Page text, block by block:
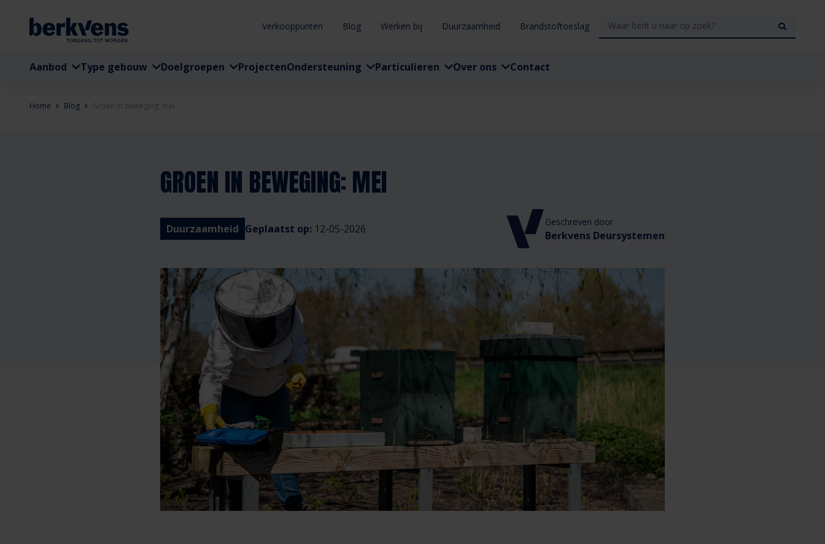
Verkooppunten Blog Werken bij Duurzaamheid Brandstoftoeslag
Aanbod Type gebouw Doelgroepen ProjectenOndersteuning Particulieren Over ons Contact
Home Blog Groen in beweging: mei
GROEN IN BEWEGING: MEI
Duurzaamheid Geplaatst op: 12-05-2026
Geschreven door
Berkvens Deursystemen